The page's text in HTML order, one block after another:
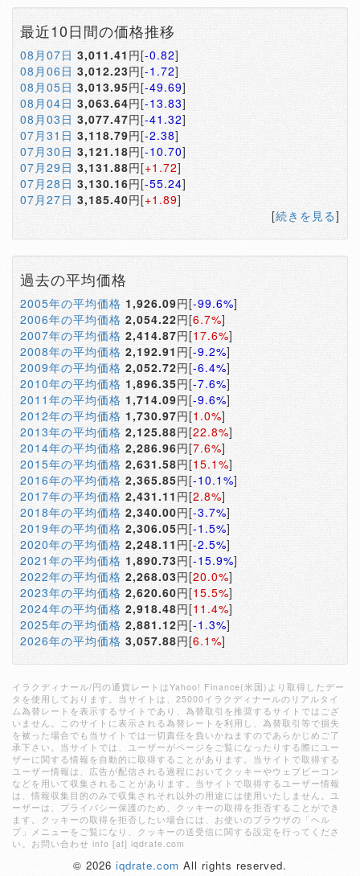
最近10日間の価格推移
08月07日 3,011.41 円[-0.82]
08月06日 3,012.23円[-1.72]
08月05日 3,013.95円[-49.69]
08月04日 3,063.64円[-13.83]
08月03日 3,077.47円[-41.32]
07月31日 3,118.79円[-2.38]
07月30日 3,121.18円[-10.70]
07月29日 3,131.88円[+1.72]
07月28日 3,130.16円[-55.24]
07月27日 3,185.40円[+1.89]
[続きを見る]
過去の平均価格
2005年の平均価格 1,926.09円[-99.6%]
2006年の平均価格 2,054.22円[6.7%]
2007年の平均価格 2,414.87円[17.6%]
2008年の平均価格 2,192.91 円[-9.2%]
2009年の平均価格 2,052.72円[-6.4%]
2010年の平均価格 1,896.35円[-7.6%]
2011年の平均価格 1,714.09円[-9.6%]
2012年の平均価格 1,730.97円[1.0%]
2013年の平均価格 2,125.88円[22.8%]
2014年の平均価格 2,286.96円[7.6%]
2015年の平均価格 2,631.58円[15.1%]
2016年の平均価格 2,365.85円[-10.1%]
2017年の平均価格 2,431.11 円[2.8%]
2018年の平均価格 2,340.00円[-3.7%]
2019年の平均価格 2,306.05円[-1.5%]
2020年の平均価格 2,248.11 円[-2.5%]
2021年の平均価格 1,890.73円[-15.9%]
2022年の平均価格 2,268.03円[20.0%]
2023年の平均価格 2,620.60円[15.5%]
2024年の平均価格 2,918.48円[11.4%]
2025年の平均価格 2,881.12円[-1.3%]
2026年の平均価格 3,057.88円[6.1%]
イラクディナール/円の通貨レートはYahoo! Finance(米国)より取得したデー
タを使用しております。当サイトは、25000イラクディナールのリアルタイ
ム為替レートを表示するサイトであり、為替取引を推奨するサイトではござ
いません。このサイトに表示される為替レートを利用し、為替取引等で損失
を被った場合でも当サイトでは一切責任を負いかねますのであらかじめご了
承下さい。当サイトでは、ユーザーがページをご覧になったりする際にユー
ザーに関する情報を自動的に取得することがあります。当サイトで取得する
ユーザー情報は、広告が配信される過程においてクッキーやウェブビーコン
などを用いて収集されることがあります。当サイトで取得するユーザー情報
は、情報収集目的のみで収集されそれ以外の用途には使用いたしません。ユ
ーザーは、プライバシー保護のため、クッキーの取得を拒否することができ
ます。クッキーの取得を拒否したい場合には、お使いのブラウザの「ヘル
プ」メニューをご覧になり、クッキーの送受信に関する設定を行ってくださ
い。お問い合わせ info [at] iqdrate.com
© 2026 iqdrate.com All rights reserved.